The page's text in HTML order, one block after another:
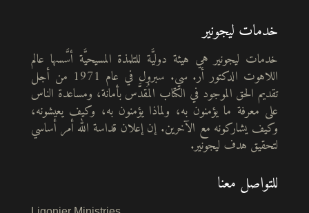
خدمات ليجونير
خدمات ليجونير هي هيئة دوليَّة للتلمذة المسيحيَّة أسَّسها عالم
اللاهوت الدكتور أر. سي. سبرول في عام 1971 من أجل
تقديم الحق الموجود في الكتاب المُقدَّس بأمانة، ومساعدة الناس
على معرفة ما يؤمنون به، ولماذا يؤمنون به، وكيف يعيشونه،
وكيف يشاركونه مع الآخرين. إن إعلان قداسة الله أمر أساسي
لتحقيق هدف ليجونير.
للتواصل معنا